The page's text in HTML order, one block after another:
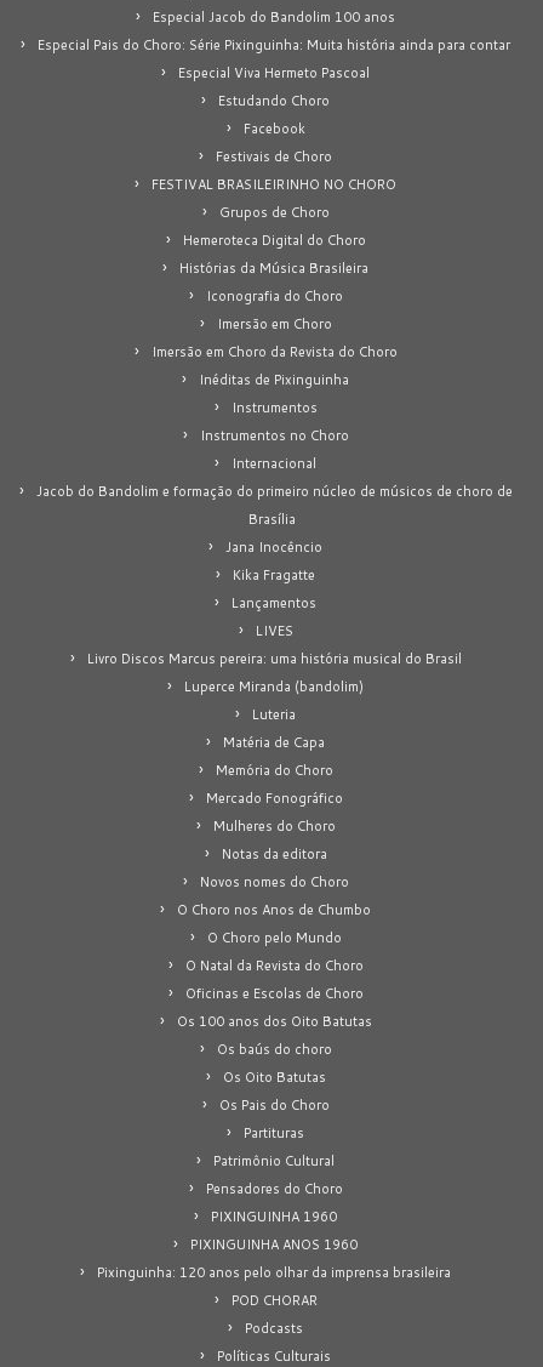
Especial Jacob do Bandolim 100 anos
Especial Pais do Choro: Série Pixinguinha: Muita história ainda para contar
Especial Viva Hermeto Pascoal
Estudando Choro
Facebook
Festivais de Choro
FESTIVAL BRASILEIRINHO NO CHORO
Grupos de Choro
Hemeroteca Digital do Choro
Histórias da Música Brasileira
Iconografia do Choro
Imersão em Choro
Imersão em Choro da Revista do Choro
Inéditas de Pixinguinha
Instrumentos
Instrumentos no Choro
Internacional
Jacob do Bandolim e formação do primeiro núcleo de músicos de choro de
Brasília
Jana Inocêncio
Kika Fragatte
Lançamentos
LIVES
Livro Discos Marcus pereira: uma história musical do Brasil
Luperce Miranda (bandolim)
Luteria
Matéria de Capa
Memória do Choro
Mercado Fonográfico
Mulheres do Choro
Notas da editora
Novos nomes do Choro
O Choro nos Anos de Chumbo
O Choro pelo Mundo
O Natal da Revista do Choro
Oficinas e Escolas de Choro
Os 100 anos dos Oito Batutas
Os baús do choro
Os Oito Batutas
Os Pais do Choro
Partituras
Patrimônio Cultural
Pensadores do Choro
PIXINGUINHA 1960
PIXINGUINHA ANOS 1960
Pixinguinha: 120 anos pelo olhar da imprensa brasileira
POD CHORAR
Podcasts
Políticas Culturais